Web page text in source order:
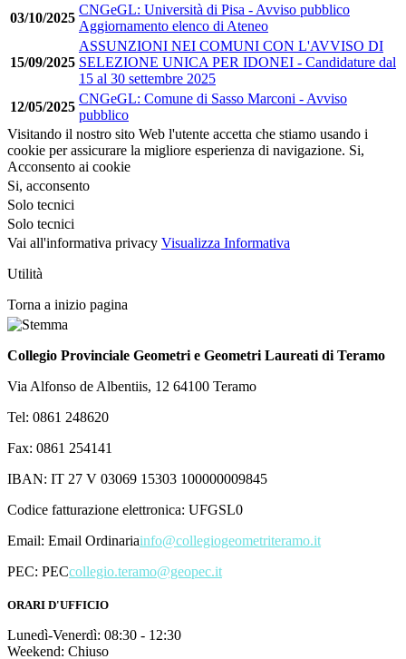
03/10/2025
CNGeGL: Università di Pisa - Avviso pubblico
Aggiornamento elenco di Ateneo
15/09/2025
ASSUNZIONI NEI COMUNI CON L'AVVISO DI
SELEZIONE UNICA PER IDONEI - Candidature dal
15 al 30 settembre 2025
12/05/2025
CNGeGL: Comune di Sasso Marconi - Avviso
pubblico
Visitando il nostro sito Web l'utente accetta che stiamo usando i
cookie per assicurare la migliore esperienza di navigazione. Si,
Acconsento ai cookie
Si, acconsento
Solo tecnici
Solo tecnici
Vai all'informativa privacy Visualizza Informativa
Utilità
Torna a inizio pagina
Collegio Provinciale Geometri e Geometri Laureati di Teramo
Via Alfonso de Albentiis, 12 64100 Teramo
Tel: 0861 248620
Fax: 0861 254141
IBAN: IT 27 V 03069 15303 100000009845
Codice fatturazione elettronica: UFGSL0
Email: Email Ordinariainfo@collegiogeometriteramo.it
PEC: PECcollegio.teramo@geopec.it
ORARI D'UFFICIO
Lunedì-Venerdì: 08:30 - 12:30
Weekend: Chiuso